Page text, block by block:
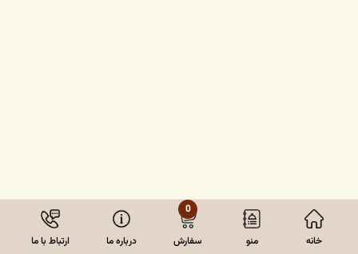
خانه منو
0
سفارش درباره ما ارتباط با ما